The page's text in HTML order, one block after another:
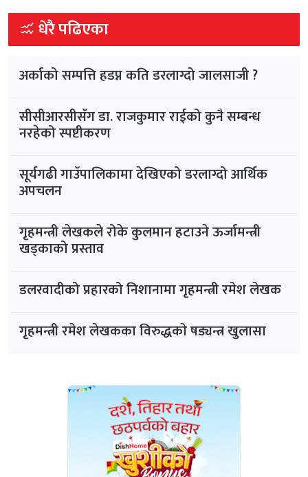
धेरै पढिएका
अर्काको सम्पत्ति हडप्न कति डरलाग्दो जालसाजी ?
सीसीआरसीसँग डा. राजकुमार राईको कुनै सम्बन्ध
नरहेको स्पष्टीकरण
सूर्यगढी गाउँपालिकामा देखिएको डरलाग्दो आर्थिक
अपचलन
गृहमन्त्री लेखकले रोके कुलमान हटाउने ऊर्जामन्त्री
खड्काको प्रस्ताव
डलरवादीको प्रहारको निशानामा गृहमन्त्री रमेश लेखक
गृहमन्त्री रमेश लेखकका विरुद्धकाे षड्यन्त्र खुलासा